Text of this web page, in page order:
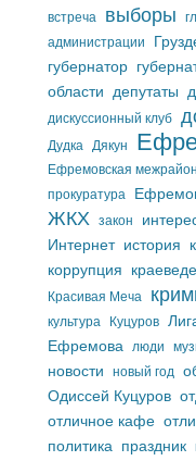
встреча
выборы
администрации
губернатор
области
депутаты
дискуссионный клуб
Дудка Дякун
Ефремовская
прокуратура
ЖКХ закон
Интернет история
коррупция
Красивая Меча
культура Куцуров
Ефремова
люди
новости новый год
Одиссей Куцуров
отличное кафе
политика
праздник